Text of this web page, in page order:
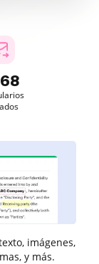
imágenes,
y más.